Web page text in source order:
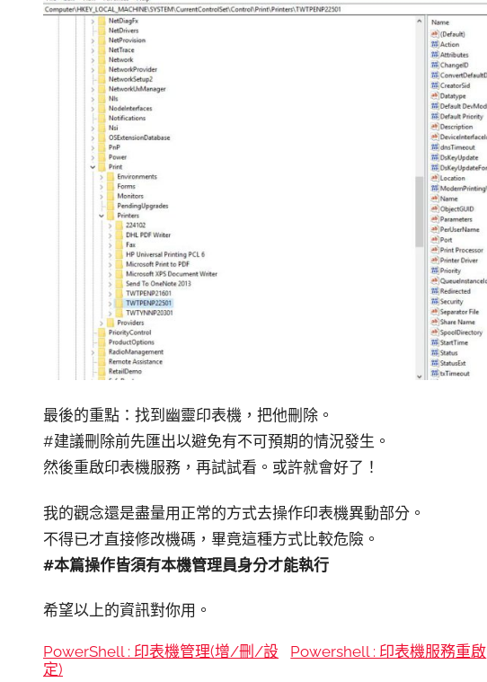
最後的重點：找到幽靈印表機，把他刪除。
#建議刪除前先匯出以避免有不可預期的情況發生。
然後重啟印表機服務，再試試看。或許就會好了！
我的觀念還是盡量用正常的方式去操作印表機異動部分。
不得已才直接修改機碼，畢竟這種方式比較危險。
#本篇操作皆須有本機管理員身分才能執行
希望以上的資訊對你用。
PowerShell : 印表機管理(增/刪/設
定)
Powershell : 印表機服務重啟